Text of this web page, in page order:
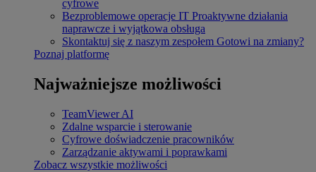
cyfrowe
Bezproblemowe operacje IT Proaktywne działania
naprawcze i wyjątkowa obsługa
Skontaktuj się z naszym zespołem Gotowi na zmiany?
Poznaj platformę
Najważniejsze możliwości
TeamViewer AI
Zdalne wsparcie i sterowanie
Cyfrowe doświadczenie pracowników
Zarządzanie aktywami i poprawkami
Zobacz wszystkie możliwości